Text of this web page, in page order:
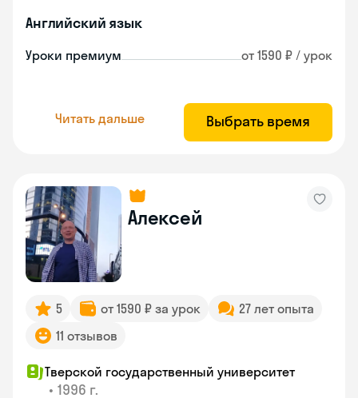
Английский язык
Уроки премиум от 1590 ₽ / урок
Читать дальше Выбрать время
Алексей
5 от 1590 ₽ за урок
27 лет опыта
11 отзывов
Тверской государственный университет
• 1996 г.